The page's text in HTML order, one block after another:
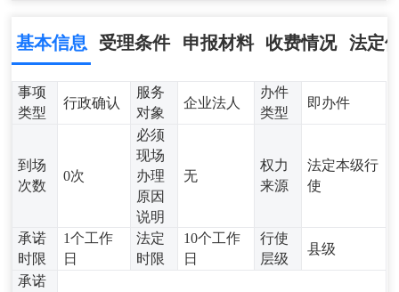
基本信息 受理条件 申报材料 收费情况 法定
事项
类型
行政确认
服务
对象
企业法人
办件
类型
即办件
到场
次数
0次
必须
现场
办理
原因
说明
无
权力
来源
法定本级行
使
承诺
时限
1个工作
日
法定
时限
10个工作
日
行使
层级
县级
承诺